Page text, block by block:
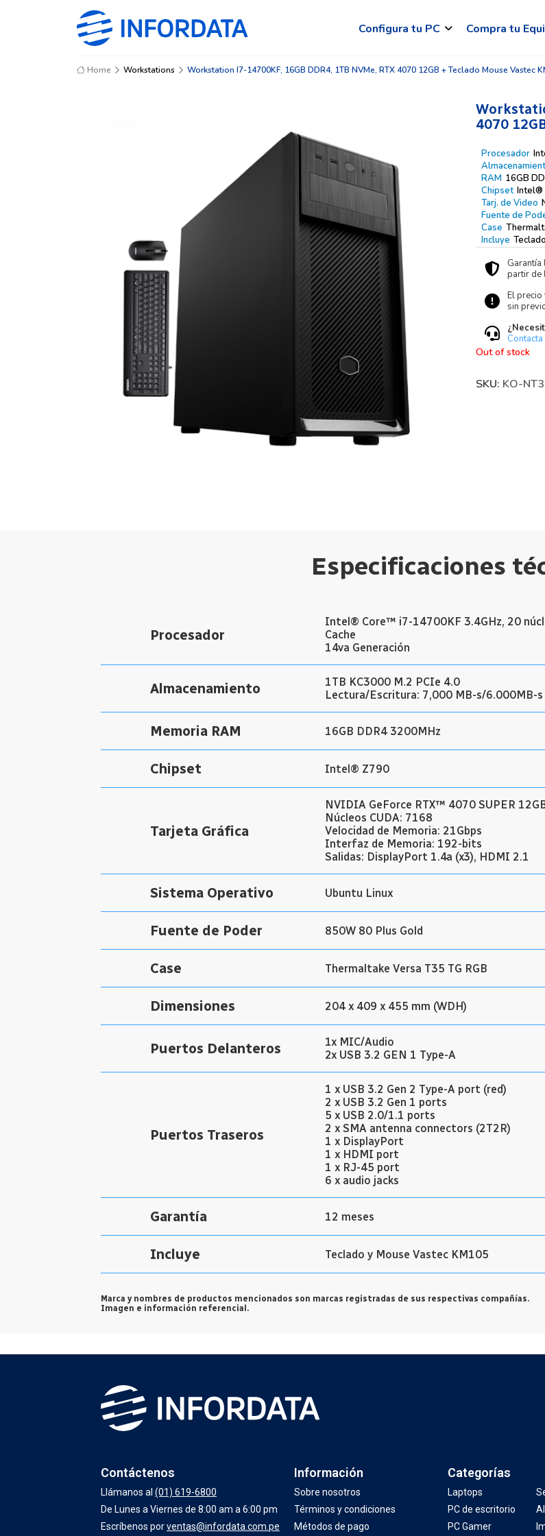
Configura tu PC Compra tu
Home Workstations Workstation I7-14700KF, 16GB DDR4, 1TB NVMe, RTX 4070 12GB + Teclado Mouse Vastec
4070
Procesador
RAM 16GB
Chipset Intel®
Tarj. de Video
Fuente de
Case
Incluye
Garantía
partir de
El precio
sin
Out of stock
SKU: KO-
Especificaciones
Procesador
Intel® Core™ i7-14700KF 3.4GHz, 20
Cache
14va Generación
Almacenamiento
1TB KC3000 M.2 PCIe 4.0
Lectura/Escritura: 7,000 MB-s/6.000MB-s
Memoria RAM 16GB DDR4 3200MHz
Chipset Intel® Z790
Tarjeta Gráfica
NVIDIA GeForce RTX™ 4070 SUPER
Núcleos CUDA: 7168
Velocidad de Memoria: 21Gbps
Interfaz de Memoria: 192-bits
Salidas: DisplayPort 1.4a (x3), HDMI 2.1
Sistema Operativo Ubuntu Linux
Fuente de Poder 850W 80 Plus Gold
Case Thermaltake Versa T35 TG RGB
Dimensiones 204 x 409 x 455 mm (WDH)
Puertos Delanteros
1x MIC/Audio
2x USB 3.2 GEN 1 Type-A
Puertos Traseros
1 x USB 3.2 Gen 2 Type-A port (red)
2 x USB 3.2 Gen 1 ports
5 x USB 2.0/1.1 ports
2 x SMA antenna connectors (2T2R)
1 x DisplayPort
1 x HDMI port
1 x RJ-45 port
6 x audio jacks
Garantía 12 meses
Incluye Teclado y Mouse Vastec KM105
Marca y nombres de productos mencionados son marcas registradas de sus respectivas compañías.
Imagen e información referencial.
Contáctenos
Llámanos al (01) 619-6800
De Lunes a Viernes de 8:00 am a 6:00 pm
Escríbenos porventas@infordata.com.pe
Información
Sobre nosotros
Términos y condiciones
Métodos de pago
Categorías
Laptops
PC de escritorio
PC Gamer